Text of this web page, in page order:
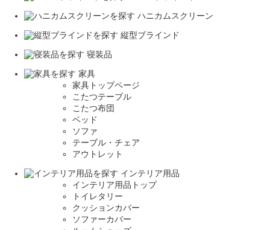
ハニカムスクリーン
縦型ブラインド
寝装品
家具
家具トップページ
こたつテーブル
こたつ布団
ベッド
ソファ
テーブル・チェア
アウトレット
インテリア用品
インテリア用品トップ
トイレタリー
クッションカバー
ソファーカバー